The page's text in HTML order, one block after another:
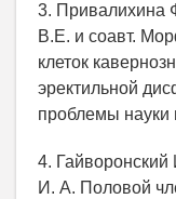
3. Привалихина
В.Е. и соавт.
клеток
эректильной
проблемы науки
4.
И. А. Половой